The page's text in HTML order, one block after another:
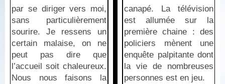
par se diriger vers moi,
sans particulièrement
sourire. Je ressens un
certain malaise, on ne
peut pas dire que
l’accueil soit chaleureux.
Nous nous faisons la
canapé. La télévision
est allumée sur la
première chaine : des
policiers mènent une
enquête palpitante dont
la vie de nombreuses
personnes est en jeu.